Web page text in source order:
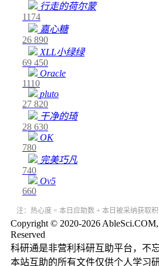
行走的荷尔蒙
1174
嘉心糖
26 890
XLL小绿绿
69 450
Oracle
1110
pluto
27 820
干净的琦
28 630
OK
780
完美巧凡
740
Ov5
660
注：热心度 = 本日应助数 + 本日被采纳获取
Copyright © 2020-2026
Reserved
科研通是非营利科研互助平台，不
本站互助的所有文件仅供个人学习